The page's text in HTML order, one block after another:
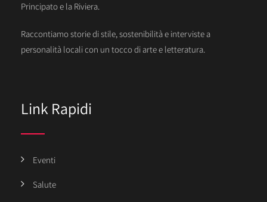
Principato e la Riviera.
Raccontiamo storie di stile, sostenibilità e interviste a
personalità locali con un tocco di arte e letteratura.
Link Rapidi
Eventi
Salute